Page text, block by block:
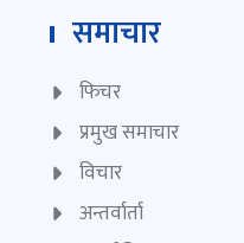
समाचार
फिचर
प्रमुख समाचार
विचार
अन्तर्वार्ता